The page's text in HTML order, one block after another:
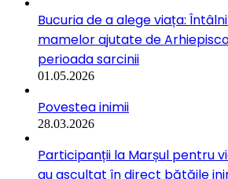
Bucuria de a alege viața:
mamelor ajutate de
perioada sarcinii
01.05.2026
Povestea inimii
28.03.2026
Participanții la Marșul pentru
au ascultat în direct bătăile